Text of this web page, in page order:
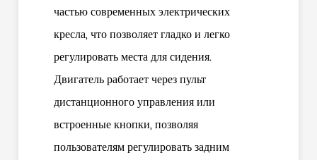
частью современных электрических
кресла, что позволяет гладко и легко
регулировать места для сидения.
Двигатель работает через пульт
дистанционного управления или
встроенные кнопки, позволяя
пользователям регулировать задним